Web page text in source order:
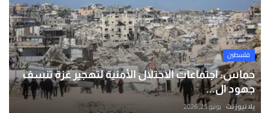
فلسطين
حماس: اجتماعات الاحتلال الأمنية لتهجير غزة تنسف
جهود ال...
يلا نيوز نت يونيو 25, 2026